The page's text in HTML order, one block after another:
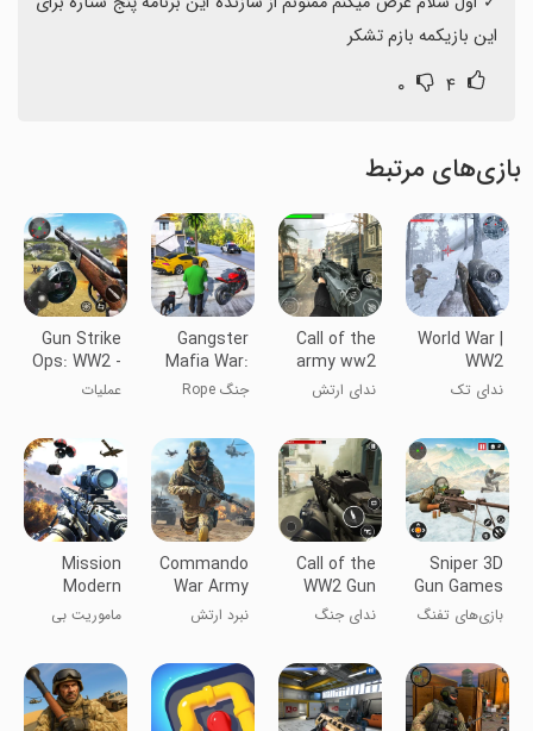
این بازیکمه بازم تشکر
۴ ۰
بازی‌های مرتبط
World War |
WW2
Shooting
Games
ندای تک
جهانی دوم
Call of the
army ww2
Sniper: Fire
Games war
ندای ارتش
تیرانداز: بازیهای
جنگی
Gangster
Mafia War:
Open World
جنگ Rope
گنگستری
Gun Strike
Ops: WW2 -
World War II
عملیات
جهانی دوم -
تیرانداز FPS
جنگ جهانی
دوم
Sniper 3D
Gun Games
Offline
بازی‌های تفنگ
آفلاین
Call of the
WW2 Gun
Games:
Counter
Duty
ندای جنگ
Commando
War Army
Game
Offline
نبرد ارتش
Mission
Modern
Strike :
Multiplayer
Game
ماموریت بی